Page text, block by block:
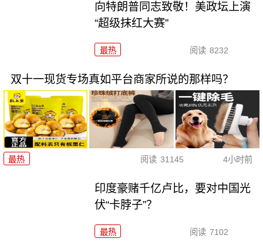
向特朗普同志致敬！美政坛上演
“超级抹红大赛”
最热 阅读 8232
双十一现货专场真如平台商家所说的那样吗？
最热 阅读 31145 4小时前
印度豪赌千亿卢比，要对中国光
伏“卡脖子”？
最热 阅读 7102